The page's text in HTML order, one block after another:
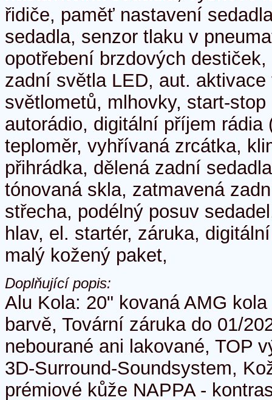
řidiče, paměť nastavení
sedadla, senzor tlaku v
opotřebení brzdových
zadní světla LED, aut.
světlometů, mlhovky, start-
autorádio, digitální příjem rádia
teploměr, vyhřívaná zrcátka,
přihrádka, dělená zadní
tónovaná skla, zatmavená
střecha, podélný posuv
hlav, el. startér, záruka,
malý kožený paket,
Doplňující popis:
Alu Kola: 20" kovaná AMG
barvě, Tovární záruka do 01/
nebourané ani lakované, TOP
3D-Surround-Soundsystem,
prémiové kůže NAPPA -